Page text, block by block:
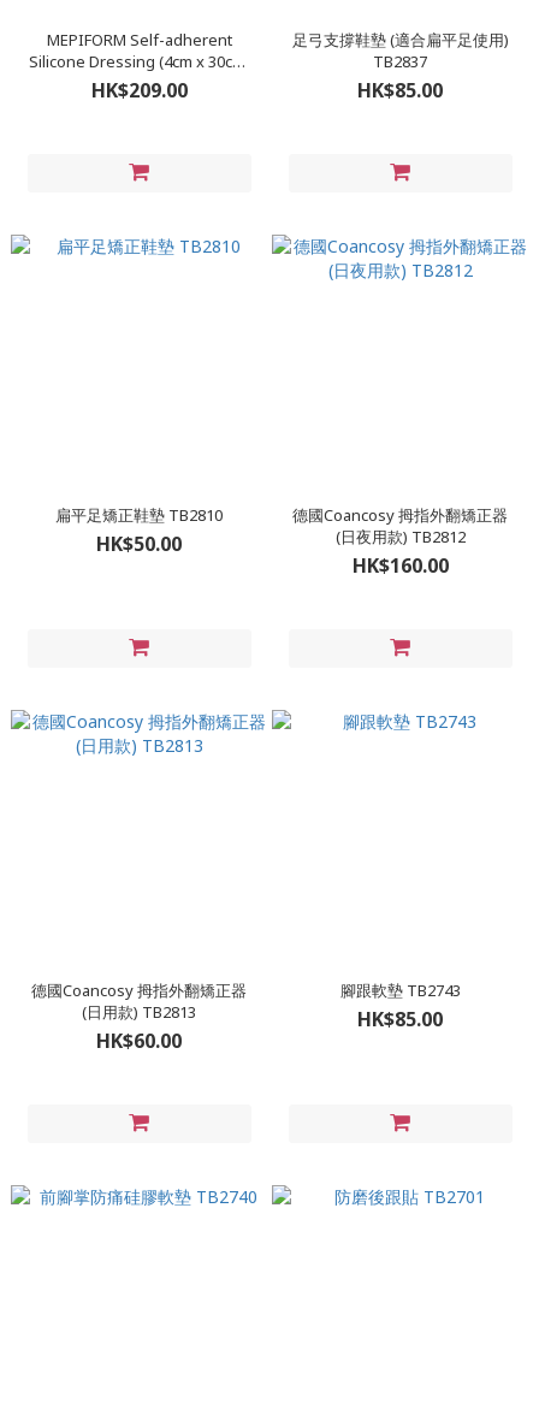
MEPIFORM Self-adherent
Silicone Dressing (4cm x 30cm)
1's
HK$209.00
足弓支撐鞋墊 (適合扁平足使用)
TB2837
HK$85.00
扁平足矯正鞋墊 TB2810
HK$50.00
德國Coancosy 拇指外翻矯正器
(日夜用款) TB2812
HK$160.00
德國Coancosy 拇指外翻矯正器
(日用款) TB2813
HK$60.00
腳跟軟墊 TB2743
HK$85.00